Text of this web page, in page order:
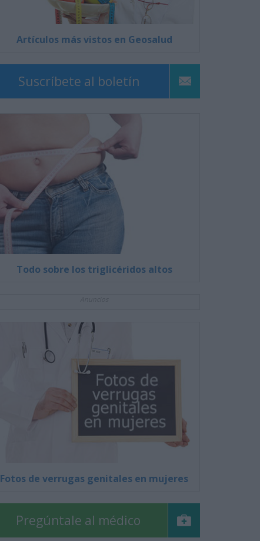
Artículos más vistos en Geosalud
Suscríbete al boletín
Todo sobre los triglicéridos altos
Fotos de verrugas genitales en mujeres
Pregúntale al médico